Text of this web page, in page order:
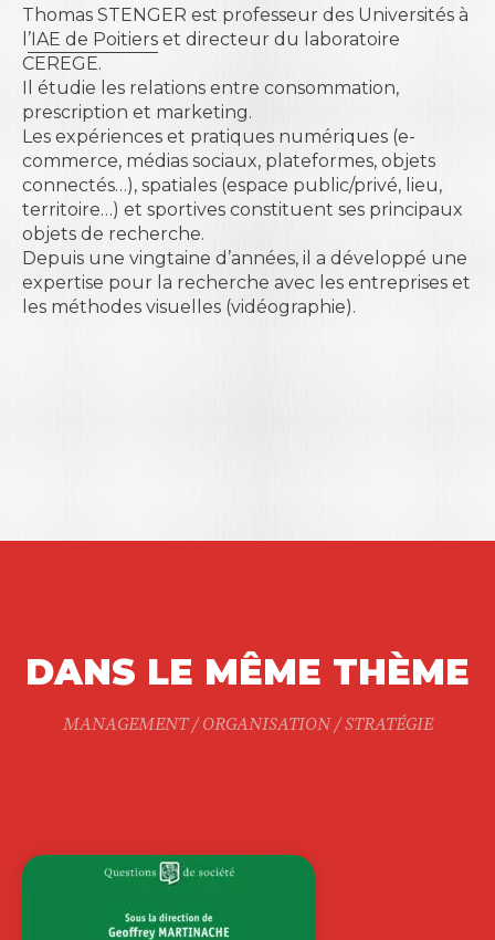
Thomas STENGER est professeur des Universités à
’IAE de Poitiers et directeur du laboratoire
CEREGE.
Il étudie les relations entre consommation,
prescription et marketing.
Les expériences et pratiques numériques (e-
commerce, médias sociaux, plateformes, objets
connectés…), spatiales (espace public/privé, lieu,
territoire…) et sportives constituent ses principaux
objets de recherche.
Depuis une vingtaine d’années, il a développé une
expertise pour la recherche avec les entreprises et
les méthodes visuelles (vidéographie).
DANS LE MÊME THÈME
MANAGEMENT / ORGANISATION / STRATÉGIE